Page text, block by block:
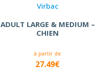
Virbac
ADULT LARGE & MEDIUM –
CHIEN
à partir de
27.49€